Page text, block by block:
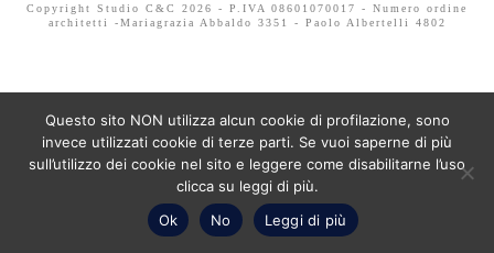
Copyright Studio C&C 2026 - P.IVA 08601070017 - Numero ordine
architetti -Mariagrazia Abbaldo 3351 - Paolo Albertelli 4802
Questo sito NON utilizza alcun cookie di profilazione, sono
invece utilizzati cookie di terze parti. Se vuoi saperne di più
sull’utilizzo dei cookie nel sito e leggere come disabilitarne l’uso
clicca su leggi di più.
Ok
No Leggi di più